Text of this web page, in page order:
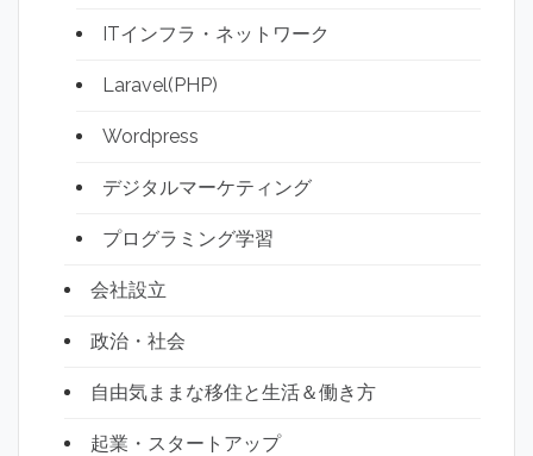
ITインフラ・ネットワーク
Laravel(PHP)
Wordpress
デジタルマーケティング
プログラミング学習
会社設立
政治・社会
自由気ままな移住と生活＆働き方
起業・スタートアップ